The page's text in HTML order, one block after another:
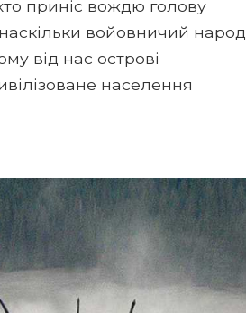
приніс вождю голову
войовничий народ
від нас острові
населення